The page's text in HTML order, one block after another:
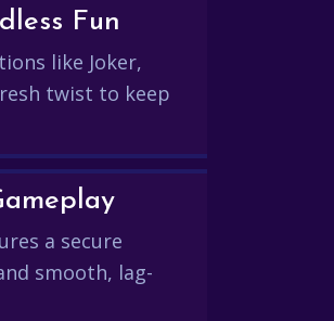
Fun
like Joker,
twist to keep
a secure
smooth, lag-